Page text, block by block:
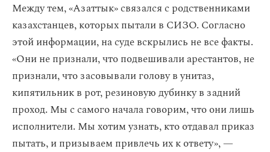
Между тем, «Азаттык» связался с родственниками
казахстанцев, которых пытали в СИЗО. Согласно
этой информации, на суде вскрылись не все факты.
«Они не признали, что подвешивали арестантов, не
признали, что засовывали голову в унитаз,
кипятильник в рот, резиновую дубинку в задний
проход. Мы с самого начала говорим, что они лишь
исполнители. Мы хотим узнать, кто отдавал приказ
пытать, и призываем привлечь их к ответу», —